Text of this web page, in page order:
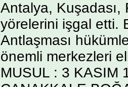
Antalya, Kuşadası,
yörelerini işgal etti.
Antlaşması
önemli merkezleri
MUSUL : 3 KASIM